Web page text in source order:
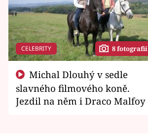
CELEBRITY 8 fotografií
slavného filmového koně.
Jezdil na něm i Draco Malfoy